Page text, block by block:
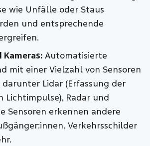
wie Unfälle oder Staus
und entsprechende
Kameras:Automatisierte
mit einer Vielzahl von Sensoren
Lidar (Erfassung der
Lichtimpulse), Radar und
Sensoren erkennen andere
Verkehrsschilder